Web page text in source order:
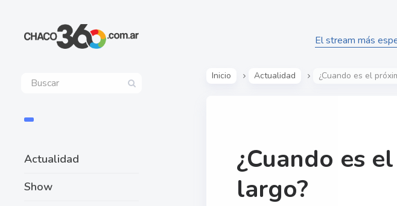
Actualidad
Show
El stream más
Inicio Actualidad ¿Cuando es el
¿Cuando es
largo?